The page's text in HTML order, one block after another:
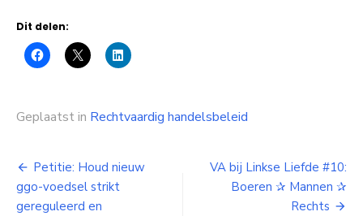
Dit delen:
Geplaatst in Rechtvaardig handelsbeleid
Bericht
navigatie
Petitie: Houd nieuw
ggo-voedsel strikt
gereguleerd en
VA bij Linkse Liefde #10:
Boeren ✰ Mannen ✰
Rechts